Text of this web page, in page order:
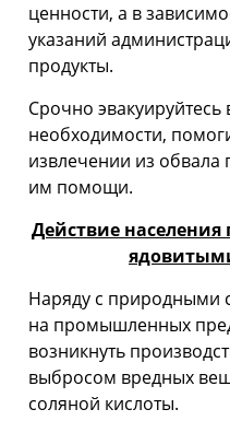
ценности, а в
указаний
продукты.
Срочно
необходимости,
извлечении из обвала
им помощи.
Действие
Наряду с природными
на про­мышленных
возникнуть
выбросом вредных
соляной кислоты.